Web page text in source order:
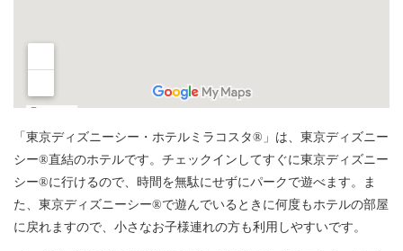
「東京ディズニーシー・ホテルミラコスタ®」は、東京ディズニー
シー®直結のホテルです。チェックインしてすぐに東京ディズニー
シー®に行けるので、時間を無駄にせずにパークで遊べます。ま
た、東京ディズニーシー®で遊んでいるときに何度もホテルの部屋
に戻れますので、小さなお子様連れの方も利用しやすいです。